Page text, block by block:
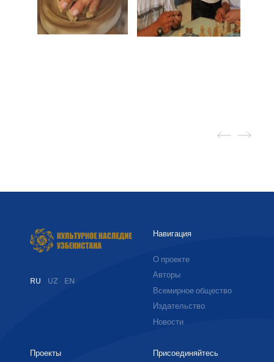
RU UZ EN
Навигация
О проекте
Авторы
Всемирное общество
Издательство
Новости
Проекты Присоединяйтесь